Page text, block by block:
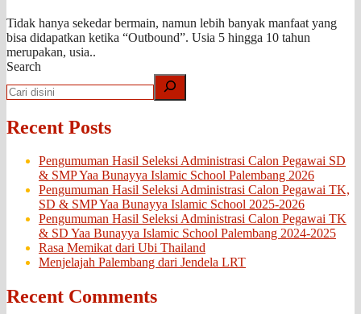
Tidak hanya sekedar bermain, namun lebih banyak manfaat yang
bisa didapatkan ketika “Outbound”. Usia 5 hingga 10 tahun
merupakan, usia..
Search
Recent Posts
Pengumuman Hasil Seleksi Administrasi Calon Pegawai SD
& SMP Yaa Bunayya Islamic School Palembang 2026
Pengumuman Hasil Seleksi Administrasi Calon Pegawai TK,
SD & SMP Yaa Bunayya Islamic School 2025-2026
Pengumuman Hasil Seleksi Administrasi Calon Pegawai TK
& SD Yaa Bunayya Islamic School Palembang 2024-2025
Rasa Memikat dari Ubi Thailand
Menjelajah Palembang dari Jendela LRT
Recent Comments